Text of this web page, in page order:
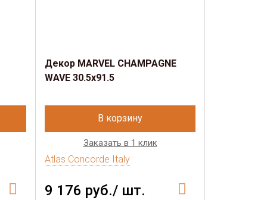
Декор MARVEL CHAMPAGNE
WAVE 30.5x91.5
В корзину
Заказать в 1 клик
Atlas Concorde Italy
9 176 руб./ шт.